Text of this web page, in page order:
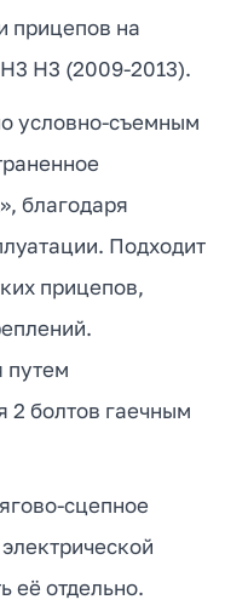
прицепов на
H3 (2009-2013).
условно-съемным
благодаря
Подходит
прицепов,
путем
2 болтов гаечным
сцепное
её отдельно.